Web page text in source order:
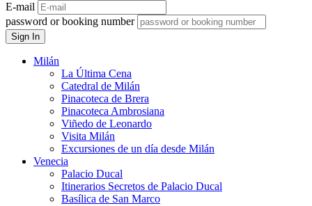
E-mail
password or booking number
Sign In
Milán
La Última Cena
Catedral de Milán
Pinacoteca de Brera
Pinacoteca Ambrosiana
Viñedo de Leonardo
Visita Milán
Excursiones de un día desde Milán
Venecia
Palacio Ducal
Itinerarios Secretos de Palacio Ducal
Basílica de San Marco